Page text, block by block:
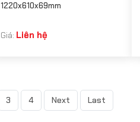
1220x610x69mm
Giá: Liên hệ
3 4 Next Last